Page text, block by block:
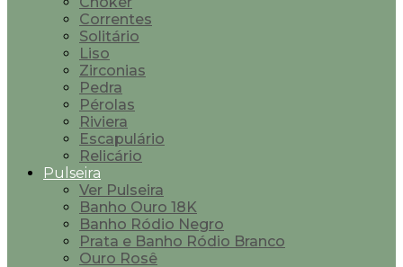
Correntes
Solitário
Liso
Zirconias
Pedra
Pérolas
Riviera
Escapulário
Relicário
Pulseira
Ver Pulseira
Banho Ouro 18K
Banho Ródio Negro
Prata e Banho Ródio Branco
Ouro Rosê